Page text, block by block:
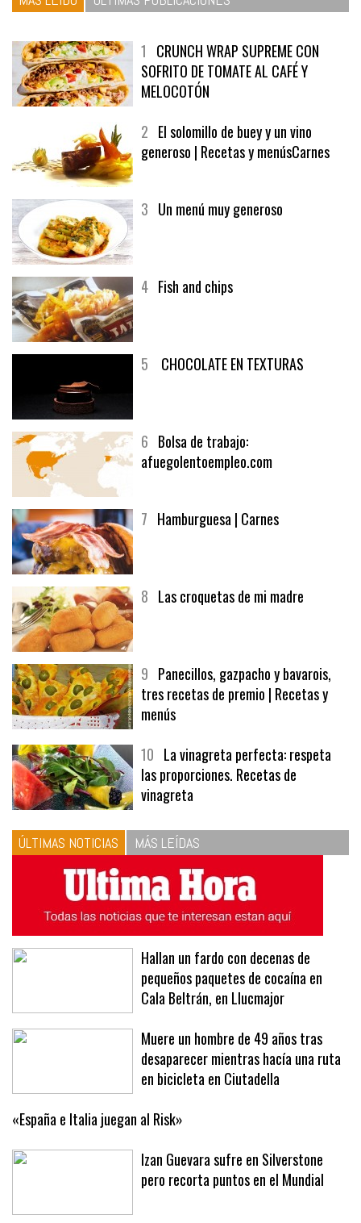
1 CRUNCH WRAP SUPREME CON
SOFRITO DE TOMATE AL CAFÉ Y
MELOCOTÓN
2 El solomillo de buey y un vino
generoso | Recetas y menúsCarnes
3 Un menú muy generoso
4 Fish and chips
5 CHOCOLATE EN TEXTURAS
6 Bolsa de trabajo:
afuegolentoempleo.com
7 Hamburguesa | Carnes
8 Las croquetas de mi madre
9 Panecillos, gazpacho y bavarois,
tres recetas de premio | Recetas y
menús
10 La vinagreta perfecta: respeta
las proporciones. Recetas de
vinagreta
ÚLTIMAS NOTICIAS MÁS LEÍDAS
Hallan un fardo con decenas de
pequeños paquetes de cocaína en
Cala Beltrán, en Llucmajor
Muere un hombre de 49 años tras
desaparecer mientras hacía una ruta
en bicicleta en Ciutadella
«España e Italia juegan al Risk»
Izan Guevara sufre en Silverstone
pero recorta puntos en el Mundial